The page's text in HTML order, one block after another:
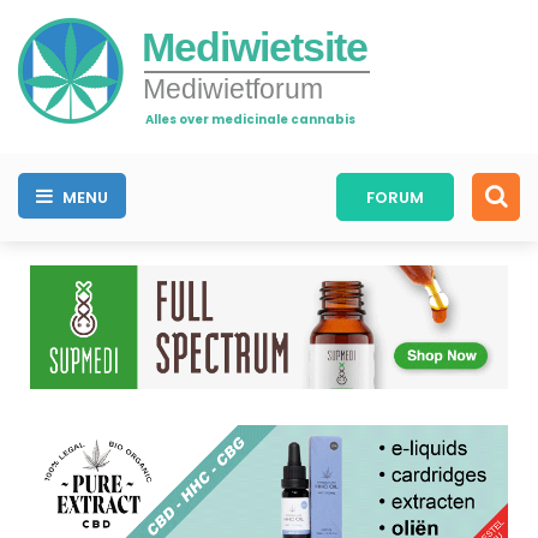
Mediwietsite
Mediwietforum
Alles over medicinale cannabis
MENU FORUM